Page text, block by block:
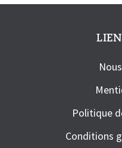
Politique
Conditions